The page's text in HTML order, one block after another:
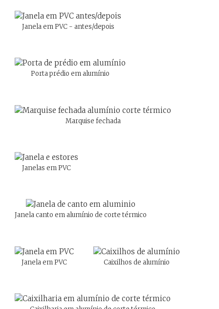
Janela em PVC - antes/depois
Porta prédio em alumínio
Marquise fechada
Janelas em PVC
Janela canto em alumínio de corte térmico
Janela em PVC Caixilhos de alumínio